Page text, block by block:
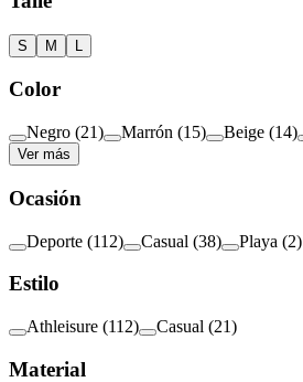
S M
Color
Negro (21) Marrón (15) Beige (14)
Ver más
Ocasión
Deporte (112) Casual (38) Playa (2)
Estilo
Athleisure (112) Casual (21)
Material